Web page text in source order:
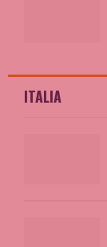
ITALIA